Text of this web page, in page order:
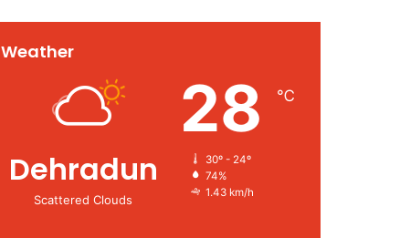
Weather
Dehradun
Scattered Clouds
28 ℃
30º - 24º
74%
1.43 km/h